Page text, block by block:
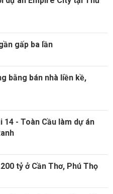
gấp ba lần
bằng bán nhà liền kề,
- Toàn Cầu làm dự án
tỷ ở Cần Thơ, Phú Thọ